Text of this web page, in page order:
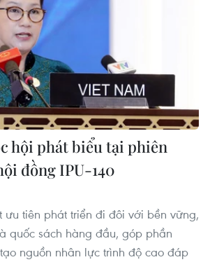
hội phát biểu tại phiên
đồng IPU-140
ưu tiên phát triển đi đôi với bền vững,
quốc sách hàng đầu, góp phần
nguồn nhân lực trình độ cao đáp